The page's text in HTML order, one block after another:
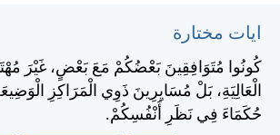
ايات مختارة
كُونُوا مُتَوَافِقِينَ بَعْضُكُمْ مَعَ بَعْضٍ، غَيْرَ
الْعَالِيَةِ، بَلْ مُسَايِرِينَ ذَوِي الْمَرَاكِزِ
حُكَمَاءَ فِي نَظَرِ أَنْفُسِكُمْ.